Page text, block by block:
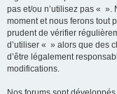
pas et/ou n’utilisez pas « ».
moment et nous ferons tout
prudent de vérifier
d’utiliser « » alors que des
d’être légalement
modifications.